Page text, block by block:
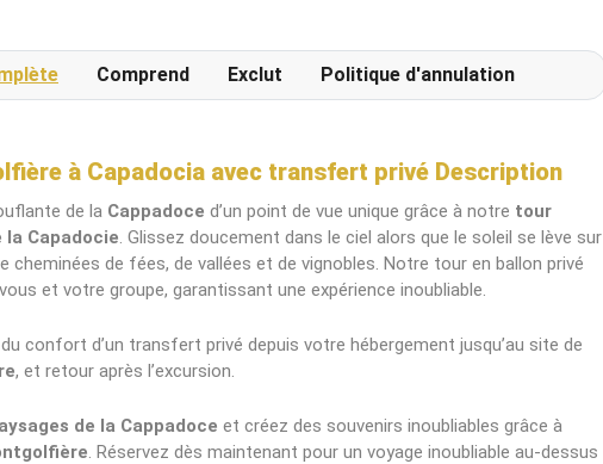
Comprend Exclut Politique d'annulation
à Capadocia avec transfert privé Description
de la Cappadoce d’un point de vue unique grâce à notre tour
Capadocie. Glissez doucement dans le ciel alors que le soleil se lève sur
cheminées de fées, de vallées et de vignobles. Notre tour en ballon privé
et votre groupe, garantissant une expérience inoubliable.
confort d’un transfert privé depuis votre hébergement jusqu’au site de
, et retour après l’excursion.
de la Cappadoce et créez des souvenirs inoubliables grâce à
. Réservez dès maintenant pour un voyage inoubliable au-dessus